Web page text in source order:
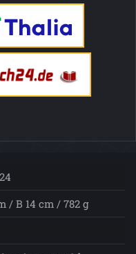
/ B 14 cm / 782 g